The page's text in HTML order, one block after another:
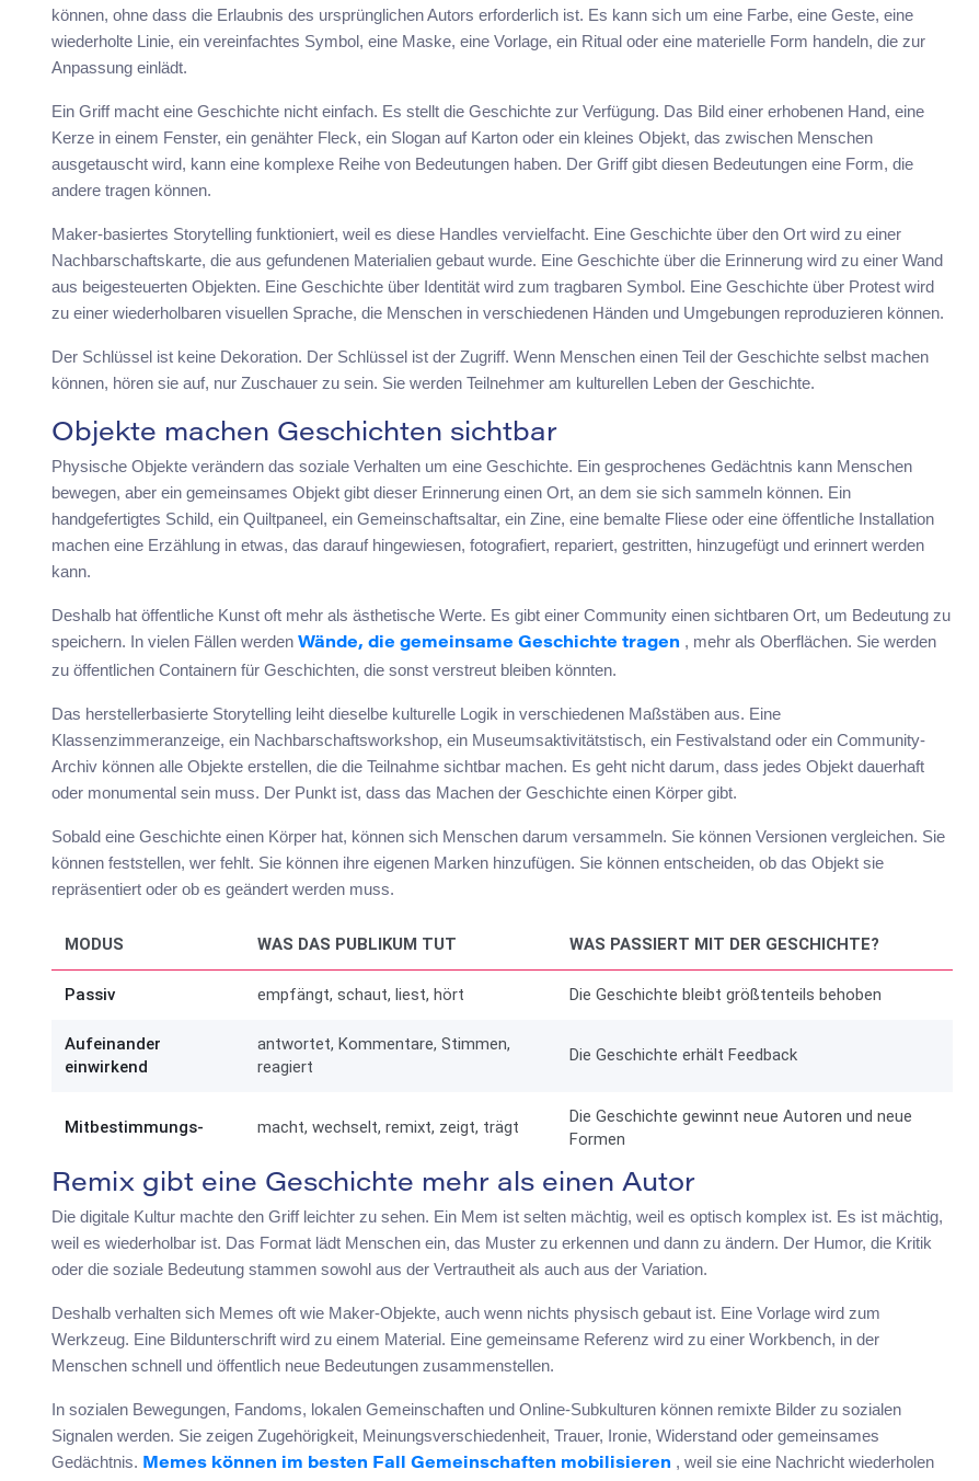
können, ohne dass die Erlaubnis des ursprünglichen Autors erforderlich ist. Es kann sich um eine Farbe, eine Geste, eine
wiederholte Linie, ein vereinfachtes Symbol, eine Maske, eine Vorlage, ein Ritual oder eine materielle Form handeln, die zur
Anpassung einlädt.
Ein Griff macht eine Geschichte nicht einfach. Es stellt die Geschichte zur Verfügung. Das Bild einer erhobenen Hand, eine
Kerze in einem Fenster, ein genähter Fleck, ein Slogan auf Karton oder ein kleines Objekt, das zwischen Menschen
ausgetauscht wird, kann eine komplexe Reihe von Bedeutungen haben. Der Griff gibt diesen Bedeutungen eine Form, die
andere tragen können.
Maker-basiertes Storytelling funktioniert, weil es diese Handles vervielfacht. Eine Geschichte über den Ort wird zu einer
Nachbarschaftskarte, die aus gefundenen Materialien gebaut wurde. Eine Geschichte über die Erinnerung wird zu einer Wand
aus beigesteuerten Objekten. Eine Geschichte über Identität wird zum tragbaren Symbol. Eine Geschichte über Protest wird
zu einer wiederholbaren visuellen Sprache, die Menschen in verschiedenen Händen und Umgebungen reproduzieren können.
Der Schlüssel ist keine Dekoration. Der Schlüssel ist der Zugriff. Wenn Menschen einen Teil der Geschichte selbst machen
können, hören sie auf, nur Zuschauer zu sein. Sie werden Teilnehmer am kulturellen Leben der Geschichte.
Objekte machen Geschichten sichtbar
Physische Objekte verändern das soziale Verhalten um eine Geschichte. Ein gesprochenes Gedächtnis kann Menschen
bewegen, aber ein gemeinsames Objekt gibt dieser Erinnerung einen Ort, an dem sie sich sammeln können. Ein
handgefertigtes Schild, ein Quiltpaneel, ein Gemeinschaftsaltar, ein Zine, eine bemalte Fliese oder eine öffentliche Installation
machen eine Erzählung in etwas, das darauf hingewiesen, fotografiert, repariert, gestritten, hinzugefügt und erinnert werden
kann.
Deshalb hat öffentliche Kunst oft mehr als ästhetische Werte. Es gibt einer Community einen sichtbaren Ort, um Bedeutung zu
speichern. In vielen Fällen werden Wände, die gemeinsame Geschichte tragen , mehr als Oberflächen. Sie werden
zu öffentlichen Containern für Geschichten, die sonst verstreut bleiben könnten.
Das herstellerbasierte Storytelling leiht dieselbe kulturelle Logik in verschiedenen Maßstäben aus. Eine
Klassenzimmeranzeige, ein Nachbarschaftsworkshop, ein Museumsaktivitätstisch, ein Festivalstand oder ein Community-
Archiv können alle Objekte erstellen, die die Teilnahme sichtbar machen. Es geht nicht darum, dass jedes Objekt dauerhaft
oder monumental sein muss. Der Punkt ist, dass das Machen der Geschichte einen Körper gibt.
Sobald eine Geschichte einen Körper hat, können sich Menschen darum versammeln. Sie können Versionen vergleichen. Sie
können feststellen, wer fehlt. Sie können ihre eigenen Marken hinzufügen. Sie können entscheiden, ob das Objekt sie
repräsentiert oder ob es geändert werden muss.
MODUS WAS DAS PUBLIKUM TUT WAS PASSIERT MIT DER GESCHICHTE?
Passiv empfängt, schaut, liest, hört Die Geschichte bleibt größtenteils behoben
Aufeinander
einwirkend
antwortet, Kommentare, Stimmen,
reagiert
Die Geschichte erhält Feedback
Mitbestimmungs- macht, wechselt, remixt, zeigt, trägt
Die Geschichte gewinnt neue Autoren und neue
Formen
Remix gibt eine Geschichte mehr als einen Autor
Die digitale Kultur machte den Griff leichter zu sehen. Ein Mem ist selten mächtig, weil es optisch komplex ist. Es ist mächtig,
weil es wiederholbar ist. Das Format lädt Menschen ein, das Muster zu erkennen und dann zu ändern. Der Humor, die Kritik
oder die soziale Bedeutung stammen sowohl aus der Vertrautheit als auch aus der Variation.
Deshalb verhalten sich Memes oft wie Maker-Objekte, auch wenn nichts physisch gebaut ist. Eine Vorlage wird zum
Werkzeug. Eine Bildunterschrift wird zu einem Material. Eine gemeinsame Referenz wird zu einer Workbench, in der
Menschen schnell und öffentlich neue Bedeutungen zusammenstellen.
In sozialen Bewegungen, Fandoms, lokalen Gemeinschaften und Online-Subkulturen können remixte Bilder zu sozialen
Signalen werden. Sie zeigen Zugehörigkeit, Meinungsverschiedenheit, Trauer, Ironie, Widerstand oder gemeinsames
Gedächtnis. Memes können im besten Fall Gemeinschaften mobilisieren , weil sie eine Nachricht wiederholen